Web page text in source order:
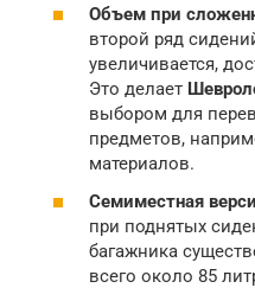
Объем при
второй ряд
увеличивается,
Это делает
выбором для
предметов,
материалов.
Семиместная
при поднятых
багажника
всего около 85